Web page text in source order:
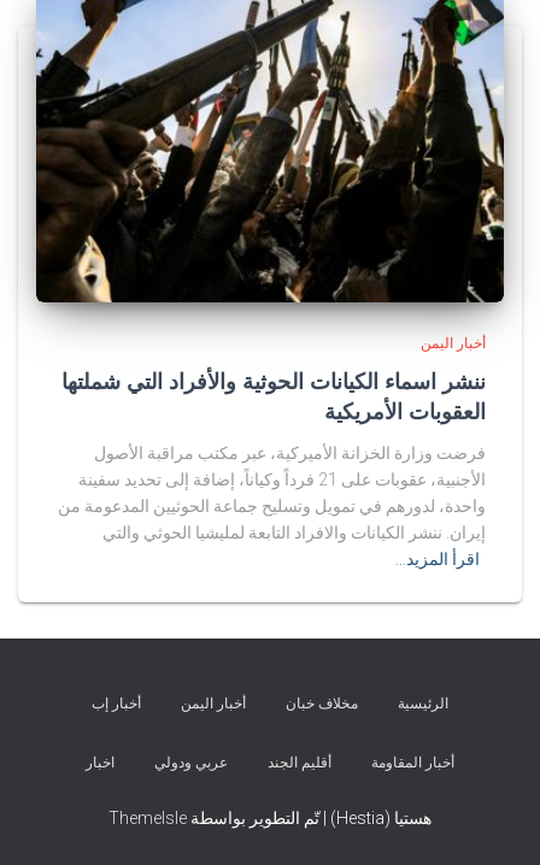
أخبار اليمن
ننشر اسماء الكيانات الحوثية والأفراد التي شملتها
العقوبات الأمريكية
فرضت وزارة الخزانة الأميركية، عبر مكتب مراقبة الأصول
الأجنبية، عقوبات على 21 فرداً وكياناً، إضافة إلى تحديد سفينة
واحدة، لدورهم في تمويل وتسليح جماعة الحوثيين المدعومة من
إيران. ننشر الكيانات والافراد التابعة لمليشيا الحوثي والتي
اقرأ المزيد…
الرئيسية مخلاف خبان أخبار اليمن أخبار إب
أخبار المقاومة أقليم الجند عربي ودولي اخبار
هستيا (Hestia) | تّم التطوير بواسطة ThemeIsle